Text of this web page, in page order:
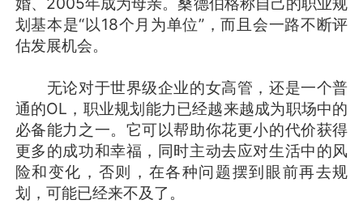
划基本是“以18个月为单位”，而且会一路不断评
估发展机会。
无论对于世界级企业的女高管，还是一个普
通的OL，职业规划能力已经越来越成为职场中的
必备能力之一。它可以帮助你花更小的代价获得
更多的成功和幸福，同时主动去应对生活中的风
险和变化，否则，在各种问题摆到眼前再去规
划，可能已经来不及了。